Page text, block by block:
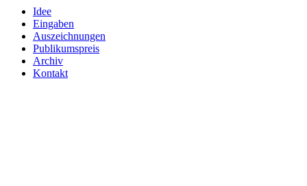
Idee
Eingaben
Auszeichnungen
Publikumspreis
Archiv
Kontakt